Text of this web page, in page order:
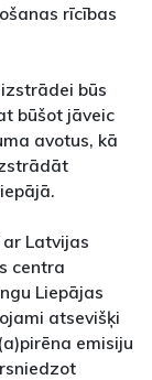
rīcības
būs
būšot jāveic
avotus, kā
Latvijas
centra
Liepājas
atsevišķi
emisiju